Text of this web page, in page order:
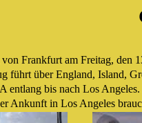
Frankfurt am Freitag, den
führt über England, Island,
entlang bis nach Los
Ankunft in Los Angeles